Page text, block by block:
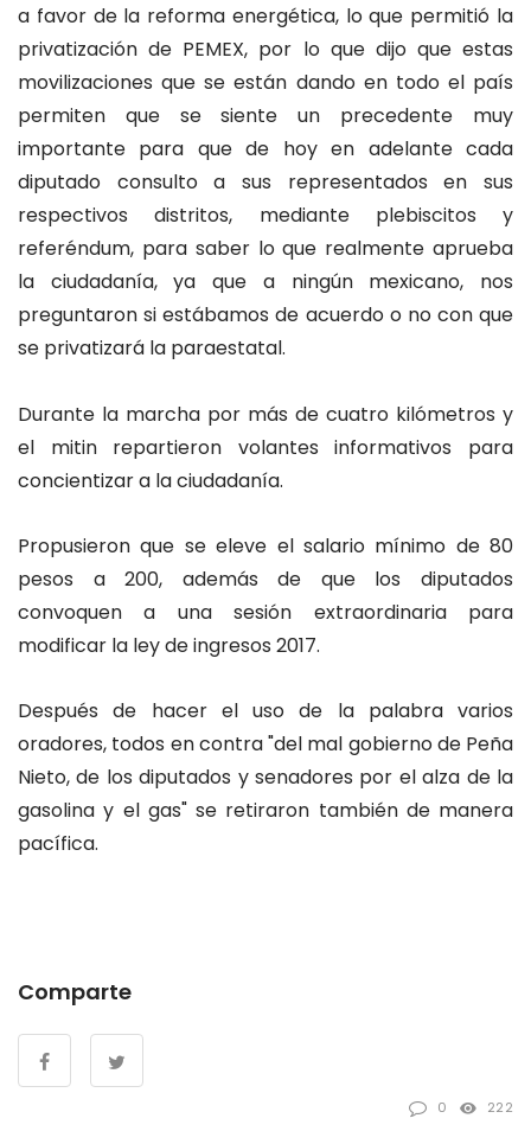
a favor de la reforma energética, lo que permitió la
privatización de PEMEX, por lo que dijo que estas
movilizaciones que se están dando en todo el país
permiten que se siente un precedente muy
importante para que de hoy en adelante cada
diputado consulto a sus representados en sus
respectivos distritos, mediante plebiscitos y
referéndum, para saber lo que realmente aprueba
la ciudadanía, ya que a ningún mexicano, nos
preguntaron si estábamos de acuerdo o no con que
se privatizará la paraestatal.
Durante la marcha por más de cuatro kilómetros y
el mitin repartieron volantes informativos para
concientizar a la ciudadanía.
Propusieron que se eleve el salario mínimo de 80
pesos a 200, además de que los diputados
convoquen a una sesión extraordinaria para
modificar la ley de ingresos 2017.
Después de hacer el uso de la palabra varios
oradores, todos en contra "del mal gobierno de Peña
Nieto, de los diputados y senadores por el alza de la
gasolina y el gas" se retiraron también de manera
pacífica.
Comparte
0 222